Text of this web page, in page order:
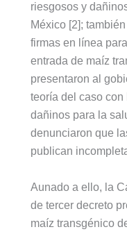
riesgosos y
México [2];
firmas en línea
entrada de maíz
presentaron al
teoría del caso
dañinos para la
denunciaron que
publican
Aunado a ello, la
de tercer decreto
maíz transgénico